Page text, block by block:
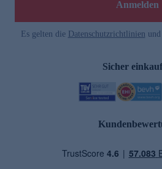
Anmelden
Es gelten die Datenschutzrichtlinien
Sicher